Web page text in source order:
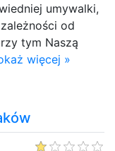
umywalki,
od
tym Naszą
więcej »